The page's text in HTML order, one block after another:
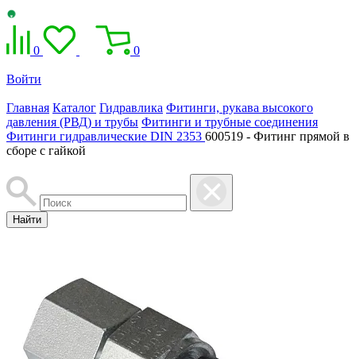
0 0
Войти
Главная Каталог Гидравлика Фитинги, рукава высокого
давления (РВД) и трубы Фитинги и трубные соединения
Фитинги гидравлические DIN 2353 600519 - Фитинг прямой в
сборе с гайкой
Найти